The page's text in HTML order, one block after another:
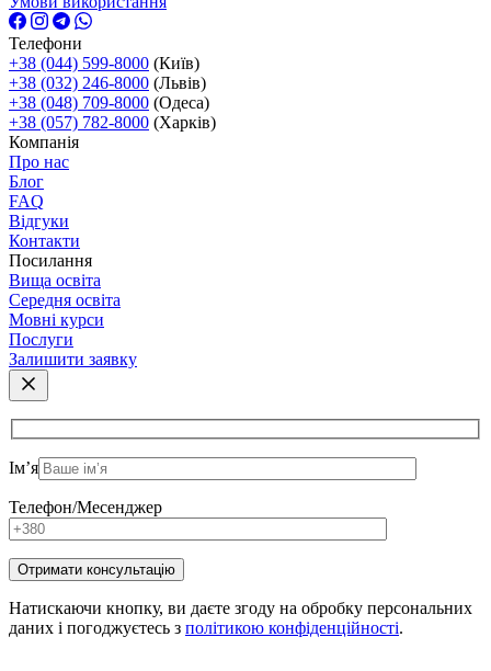
Телефони
+38 (044) 599-8000 (Київ)
+38 (032) 246-8000 (Львів)
+38 (048) 709-8000 (Одеса)
+38 (057) 782-8000 (Харків)
Компанія
Про нас
Блог
FAQ
Відгуки
Контакти
Посилання
Вища освіта
Середня освіта
Мовні курси
Послуги
Залишити заявку
Ім’я
Телефон/Месенджер
Натискаючи кнопку, ви даєте згоду на обробку персональних
даних і погоджуєтесь з політикою конфіденційності.